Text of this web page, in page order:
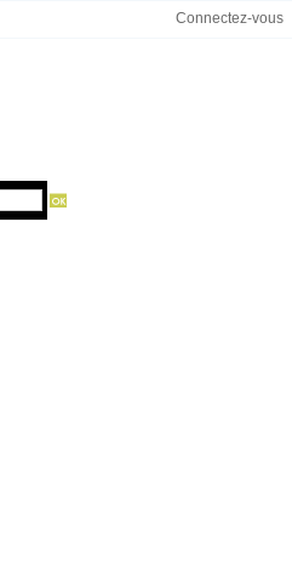
Connectez-vous